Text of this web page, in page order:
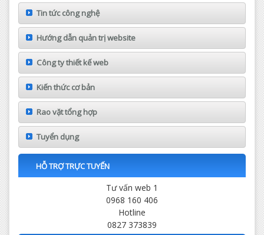
Tin tức công nghệ
Hướng dẫn quản trị website
Công ty thiết kế web
Kiến thức cơ bản
Rao vặt tổng hợp
Tuyển dụng
HỖ TRỢ TRỰC TUYẾN
Tư vấn web 1
0968 160 406
Hotline
0827 373839